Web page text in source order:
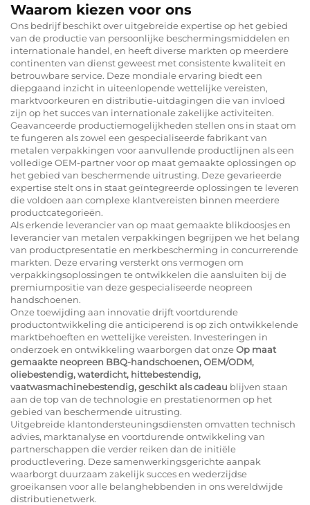
Waarom kiezen voor ons
Ons bedrijf beschikt over uitgebreide expertise op het gebied
van de productie van persoonlijke beschermingsmiddelen en
internationale handel, en heeft diverse markten op meerdere
continenten van dienst geweest met consistente kwaliteit en
betrouwbare service. Deze mondiale ervaring biedt een
diepgaand inzicht in uiteenlopende wettelijke vereisten,
marktvoorkeuren en distributie-uitdagingen die van invloed
zijn op het succes van internationale zakelijke activiteiten.
Geavanceerde productiemogelijkheden stellen ons in staat om
te fungeren als zowel een gespecialiseerde fabrikant van
metalen verpakkingen voor aanvullende productlijnen als een
volledige OEM-partner voor op maat gemaakte oplossingen op
het gebied van beschermende uitrusting. Deze gevarieerde
expertise stelt ons in staat geïntegreerde oplossingen te leveren
die voldoen aan complexe klantvereisten binnen meerdere
productcategorieën.
Als erkende leverancier van op maat gemaakte blikdoosjes en
leverancier van metalen verpakkingen begrijpen we het belang
van productpresentatie en merkbescherming in concurrerende
markten. Deze ervaring versterkt ons vermogen om
verpakkingsoplossingen te ontwikkelen die aansluiten bij de
premiumpositie van deze gespecialiseerde neopreen
handschoenen.
Onze toewijding aan innovatie drijft voortdurende
productontwikkeling die anticiperend is op zich ontwikkelende
marktbehoeften en wettelijke vereisten. Investeringen in
onderzoek en ontwikkeling waarborgen dat onzeOp maat
gemaakte neopreen BBQ-handschoenen, OEM/ODM,
oliebestendig, waterdicht, hittebestendig,
vaatwasmachinebestendig, geschikt als cadeau blijven staan
aan de top van de technologie en prestatienormen op het
gebied van beschermende uitrusting.
Uitgebreide klantondersteuningsdiensten omvatten technisch
advies, marktanalyse en voortdurende ontwikkeling van
partnerschappen die verder reiken dan de initiële
productlevering. Deze samenwerkingsgerichte aanpak
waarborgt duurzaam zakelijk succes en wederzijdse
groeikansen voor alle belanghebbenden in ons wereldwijde
distributienetwerk.